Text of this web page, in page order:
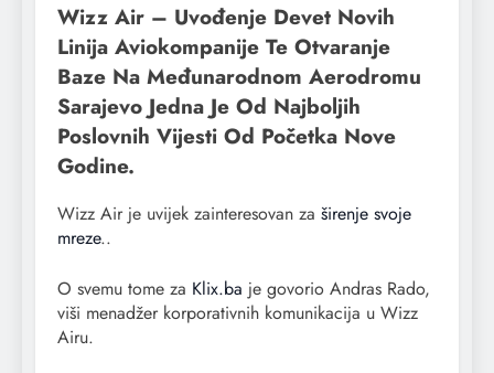
Wizz Air – Uvođenje Devet Novih
Linija Aviokompanije Te Otvaranje
Baze Na Međunarodnom Aerodromu
Sarajevo Jedna Je Od Najboljih
Poslovnih Vijesti Od Početka Nove
Godine.
Wizz Air je uvijek zainteresovan za širenje svoje
mreze..
O svemu tome za Klix.ba je govorio Andras Rado,
viši menadžer korporativnih komunikacija u Wizz
Airu.